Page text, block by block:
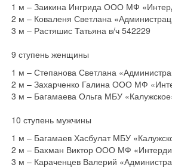
1 м – Заикина Ингрида ООО МФ
2 м – Коваленя Светлана
3 м – Растяшис Татьяна в/ч 542229
9 ступень женщины
1 м – Степанова Светлана
2 м – Захарченко Галина ООО МФ
3 м – Багамаева Ольга МБУ
10 ступень мужчины
1 м – Багамаев Хасбулат МБУ
2 м – Бахман Виктор ООО МФ
3 м – Караченцев Валерий